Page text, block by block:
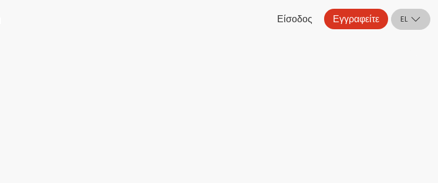
Είσοδος Εγγραφείτε EL